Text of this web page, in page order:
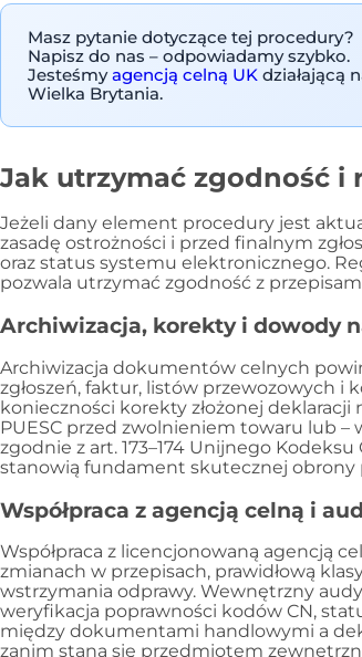
Masz pytanie dotyczące tej procedury?
Napisz do nas – odpowiadamy szybko.
Jesteśmyagencją celną UK działającą
Wielka Brytania.
Jak utrzymać zgodność i
Jeżeli dany element procedury jest
zasadę ostrożności i przed finalnym
oraz status systemu elektronicznego.
pozwala utrzymać zgodność z
Archiwizacja, korekty i dowody
Archiwizacja dokumentów celnych
zgłoszeń, faktur, listów przewozowych
konieczności korekty złożonej
PUESC przed zwolnieniem towaru lub
zgodnie z art. 173–174 Unijnego
stanowią fundament skutecznej obrony
Współpraca z agencją celną i
Współpraca z licencjonowaną agencją
zmianach w przepisach, prawidłową
wstrzymania odprawy. Wewnętrzny
weryfikacja poprawności kodów CN,
między dokumentami handlowymi a
zanim staną się przedmiotem